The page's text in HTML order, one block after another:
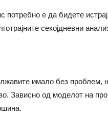
потребно е да бидете
секојдневни
имало без проблем,
Зависно од моделот на